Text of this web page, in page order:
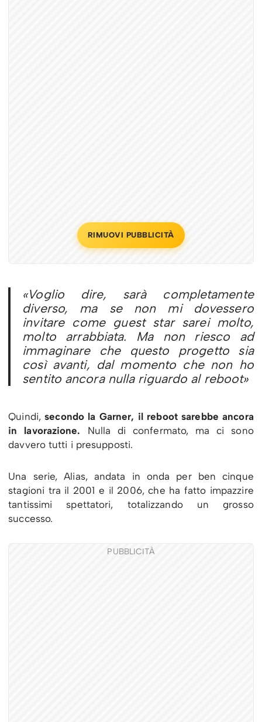
RIMUOVI PUBBLICITÀ
«Voglio dire, sarà completamente
diverso, ma se non mi dovessero
invitare come guest star sarei molto,
molto arrabbiata. Ma non riesco ad
immaginare che questo progetto sia
così avanti, dal momento che non ho
sentito ancora nulla riguardo al reboot»
Quindi,secondo la Garner, il reboot sarebbe ancora
in lavorazione. Nulla di confermato, ma ci sono
davvero tutti i presupposti.
Una serie, Alias, andata in onda per ben cinque
stagioni tra il 2001 e il 2006, che ha fatto impazzire
tantissimi spettatori, totalizzando un grosso
successo.
PUBBLICITÀ